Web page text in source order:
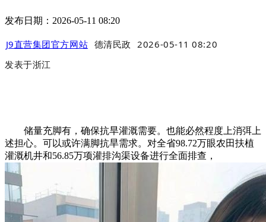
发布日期：2026-05-11 08:20
J9直营集团官方网站 德清民政
2026-05-11 08:20
发表于浙江
储量充脚有，确保抗旱灌溉需要。也能必然程度上消弭上
述担心。可以或许满脚抗旱需求。对全省98.72万眼农田扶植
灌溉机井和56.85万项灌排沟渠设备进行全面排查，